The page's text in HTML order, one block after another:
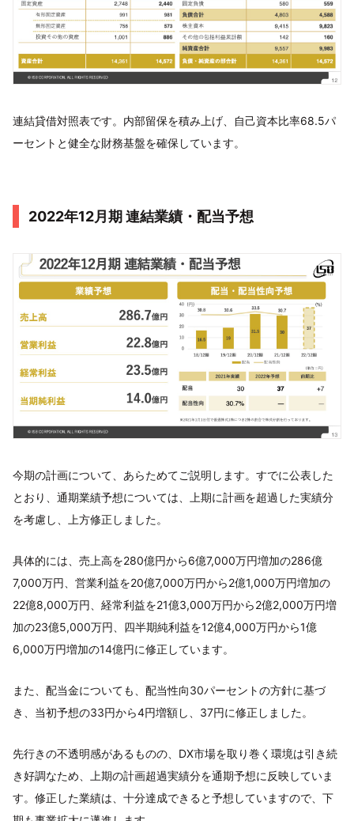
連結貸借対照表です。内部留保を積み上げ、自己資本比率68.5パ
ーセントと健全な財務基盤を確保しています。
2022年12月期 連結業績・配当予想
今期の計画について、あらためてご説明します。すでに公表した
とおり、通期業績予想については、上期に計画を超過した実績分
を考慮し、上方修正しました。
具体的には、売上高を280億円から6億7,000万円増加の286億
7,000万円、営業利益を20億7,000万円から2億1,000万円増加の
22億8,000万円、経常利益を21億3,000万円から2億2,000万円増
加の23億5,000万円、四半期純利益を12億4,000万円から1億
6,000万円増加の14億円に修正しています。
また、配当金についても、配当性向30パーセントの方針に基づ
き、当初予想の33円から4円増額し、37円に修正しました。
先行きの不透明感があるものの、DX市場を取り巻く環境は引き続
き好調なため、上期の計画超過実績分を通期予想に反映していま
す。修正した業績は、十分達成できると予想していますので、下